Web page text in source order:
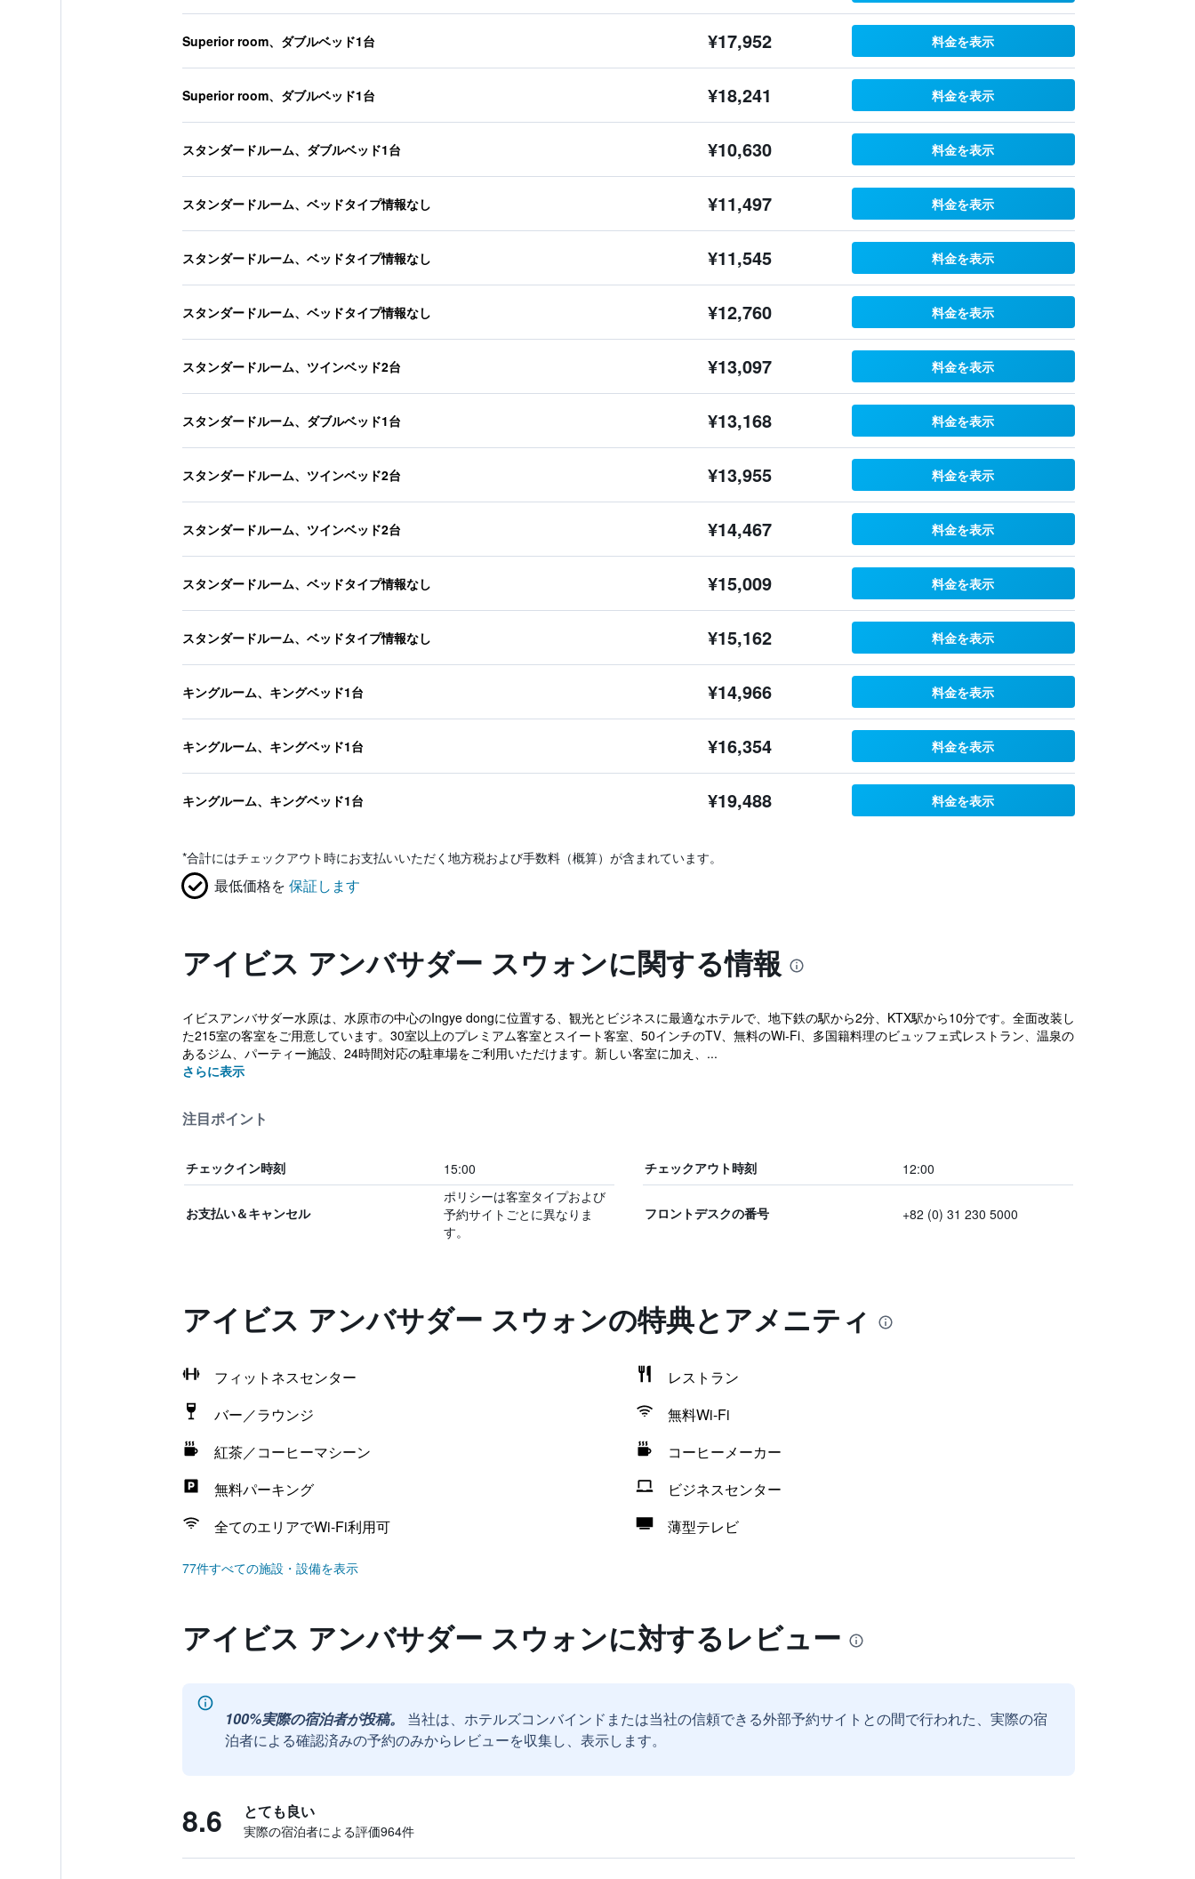
Superior room、ダブルベッド1台 ¥17,952 料金を表示
Superior room、ダブルベッド1台 ¥18,241 料金を表示
スタンダードルーム、ダブルベッド1台 ¥10,630 料金を表示
スタンダードルーム、ベッドタイプ情報なし ¥11,497 料金を表示
スタンダードルーム、ベッドタイプ情報なし ¥11,545 料金を表示
スタンダードルーム、ベッドタイプ情報なし ¥12,760 料金を表示
スタンダードルーム、ツインベッド2台 ¥13,097 料金を表示
スタンダードルーム、ダブルベッド1台 ¥13,168 料金を表示
スタンダードルーム、ツインベッド2台 ¥13,955 料金を表示
スタンダードルーム、ツインベッド2台 ¥14,467 料金を表示
スタンダードルーム、ベッドタイプ情報なし ¥15,009 料金を表示
スタンダードルーム、ベッドタイプ情報なし ¥15,162 料金を表示
キングルーム、キングベッド1台 ¥14,966 料金を表示
キングルーム、キングベッド1台 ¥16,354 料金を表示
キングルーム、キングベッド1台 ¥19,488 料金を表示
*合計にはチェックアウト時にお支払いいただく地方税および手数料（概算）が含まれています。
最低価格を 保証します
アイビス アンバサダー スウォンに関する情報
イビスアンバサダー水原は、水原市の中心のIngye dongに位置する、観光とビジネスに最適なホテルで、地下鉄の駅から2分、KTX駅から10分です。全面改装し
た215室の客室をご用意しています。30室以上のプレミアム客室とスイート客室、50インチのTV、無料のWi-Fi、多国籍料理のビュッフェ式レストラン、温泉の
あるジム、パーティー施設、24時間対応の駐車場をご利用いただけます。新しい客室に加え、...
さらに表示
注目ポイント
チェックイン時刻 15:00 チェックアウト時刻 12:00
お支払い＆キャンセル
ポリシーは客室タイプおよび
予約サイトごとに異なりま
す。
フロントデスクの番号 +82 (0) 31 230 5000
アイビス アンバサダー スウォンの特典とアメニティ
フィットネスセンター
レストラン
バー／ラウンジ
無料Wi-Fi
紅茶／コーヒーマシーン
コーヒーメーカー
無料パーキング
ビジネスセンター
全てのエリアでWi-Fi利用可
薄型テレビ
77件すべての施設・設備を表示
アイビス アンバサダー スウォンに対するレビュー
100%実際の宿泊者が投稿。
当社は、ホテルズコンバインドまたは当社の信頼できる外部予約サイトとの間で行われた、実際の宿
泊者による確認済みの予約のみからレビューを収集し、表示します。
8.6 とても良い
実際の宿泊者による評価964​件